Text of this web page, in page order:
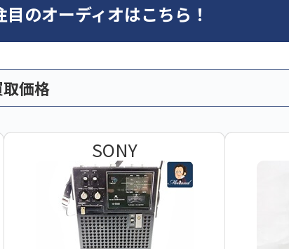
のオーディオはこちら！
価格
SONY